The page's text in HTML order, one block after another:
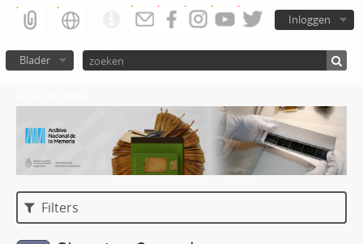
Inloggen
Blader
Filters